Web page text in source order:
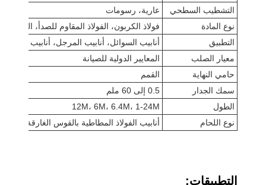
التشطيب السطحي
عارية، رسومات
نوع المادة
فولاذ الكربون، الفولاذ المقاوم للصدأ، الفولاذ
التطبيق
أنابيب السوائل، أنابيب المرجل، أنابيب الغاز،
معيار الصلب
المعايير الدولية للصيانة
حامي النهاية
القمم
سمك الجدار
0.5 إلى 60 ملم
الطول
12M، 6M، 6.4M، 1-24M
نوع اللحام
أنابيب الفولاذ المطاطية بالقوس الغارقة،
التطبيقات: